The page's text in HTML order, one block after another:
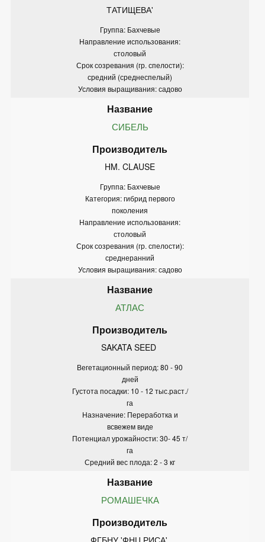
ТАТИЩЕВА'
Группа: Бахчевые
Направление использования:
столовый
Срок созревания (гр. спелости):
средний (среднеспелый)
Условия выращивания: садово
СИБЕЛЬ
HM. CLAUSE
Группа: Бахчевые
Категория: гибрид первого
поколения
Направление использования:
столовый
Срок созревания (гр. спелости):
среднеранний
Условия выращивания: садово
АТЛАС
SAKATA SEED
Вегетационный период: 80 - 90
дней
Густота посадки: 10 - 12 тыс.раст./
га
Назначение: Переработка и
всвежем виде
Потенциал урожайности: 30- 45 т/
га
Средний вес плода: 2 - 3 кг
РОМАШЕЧКА
ФГБНУ 'ФНЦ РИСА'